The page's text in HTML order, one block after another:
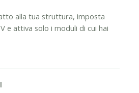
alla tua struttura, imposta
e attiva solo i moduli di cui hai